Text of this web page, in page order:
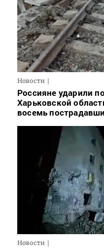
Новости
Россияне ударили
Харьковской
восемь
Новости